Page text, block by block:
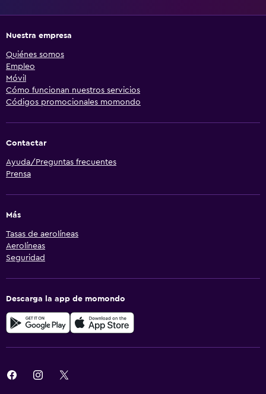
Nuestra empresa
Quiénes somos
Empleo
Móvil
Cómo funcionan nuestros servicios
Códigos promocionales momondo
Contactar
Ayuda/Preguntas frecuentes
Prensa
Más
Tasas de aerolíneas
Aerolíneas
Seguridad
Descarga la app de momondo